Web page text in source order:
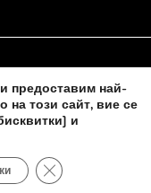
ЗА БИСКВИТКИ
предоставим най-
на този сайт, вие се
и
Close GDPR